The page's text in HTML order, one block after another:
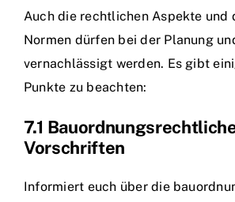
Auch die rechtlichen Aspekte und
Normen dürfen bei der Planung
vernachlässigt werden. Es gibt
Punkte zu beachten:
7.1
Vorschriften
Informiert euch über die